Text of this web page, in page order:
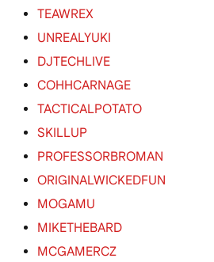
TEAWREX
UNREALYUKI
DJTECHLIVE
COHHCARNAGE
TACTICALPOTATO
SKILLUP
PROFESSORBROMAN
ORIGINALWICKEDFUN
MOGAMU
MIKETHEBARD
MCGAMERCZ